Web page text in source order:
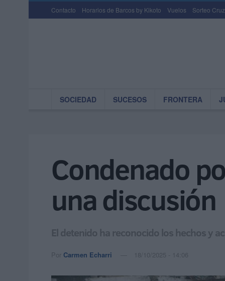
Contacto Horarios de Barcos by Kikoto Vuelos Sorteo
SOCIEDAD SUCESOS FRONTERA
Condenado
una discusión
El detenido ha reconocido los hechos y
Por Carmen Echarri 18/10/2025 - 14:06